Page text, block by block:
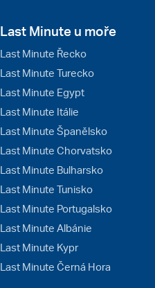
Last Minute u moře
Last Minute Řecko
Last Minute Turecko
Last Minute Egypt
Last Minute Itálie
Last Minute Španělsko
Last Minute Chorvatsko
Last Minute Bulharsko
Last Minute Tunisko
Last Minute Portugalsko
Last Minute Albánie
Last Minute Kypr
Last Minute Černá Hora